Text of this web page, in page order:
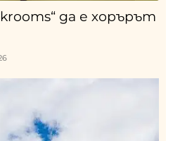
да е хорърът